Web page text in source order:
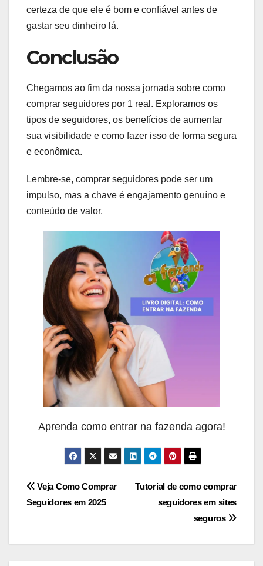
certeza de que ele é bom e confiável antes de
gastar seu dinheiro lá.
Conclusão
Chegamos ao fim da nossa jornada sobre como
comprar seguidores por 1 real. Exploramos os
tipos de seguidores, os benefícios de aumentar
sua visibilidade e como fazer isso de forma segura
e econômica.
Lembre-se, comprar seguidores pode ser um
impulso, mas a chave é engajamento genuíno e
conteúdo de valor.
Aprenda como entrar na fazenda agora!
Navegação
de
Post
Tutorial de como comprar
seguidores em sites
seguros
Veja Como Comprar
Seguidores em 2025